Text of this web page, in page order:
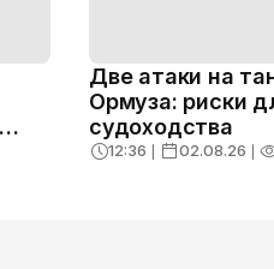
Две атаки на
Ормуза: риски
судоходства
12:36 ❘ 02.08.26 ❘